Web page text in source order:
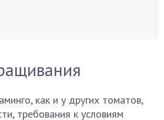
как и у других томатов,
требования к условиям